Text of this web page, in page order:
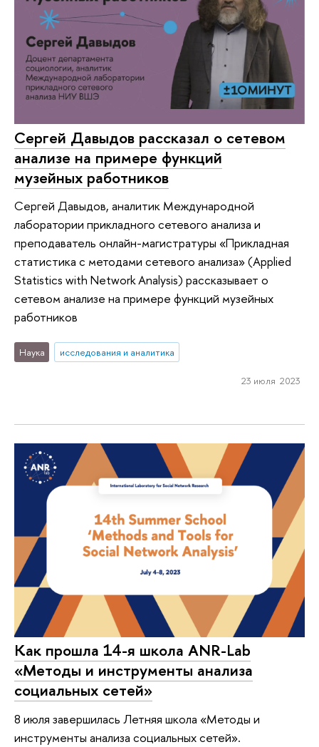
Сергей Давыдов рассказал о сетевом
анализе на примере функций
музейных работников
Сергей Давыдов, аналитик Международной
лаборатории прикладного сетевого анализа и
преподаватель онлайн-магистратуры «Прикладная
статистика с методами сетевого анализа» (Applied
Statistics with Network Analysis) рассказывает о
сетевом анализе на примере функций музейных
работников
Наука исследования и аналитика
23 июля 2023
Как прошла 14-я школа ANR-Lab
«Методы и инструменты анализа
социальных сетей»
8 июля завершилась Летняя школа «Методы и
инструменты анализа социальных сетей».